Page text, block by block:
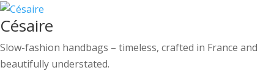
Césaire
Slow-fashion handbags – timeless, crafted in France and
beautifully understated.